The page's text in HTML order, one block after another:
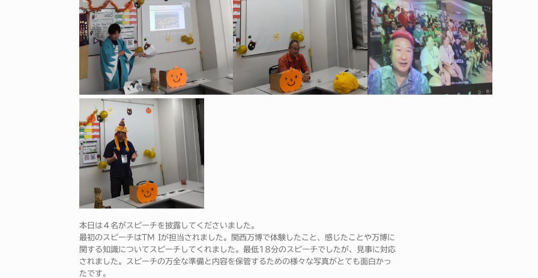
本日は４名がスピーチを披露してくださいました。
最初のスピーチはTM Iが担当されました。関西万博で体験したこと、感じたことや万博に
関する知識についてスピーチしてくれました。最低18分のスピーチでしたが、見事に対応
されました。スピーチの万全な準備と内容を保管するための様々な写真がとても面白かっ
たです。